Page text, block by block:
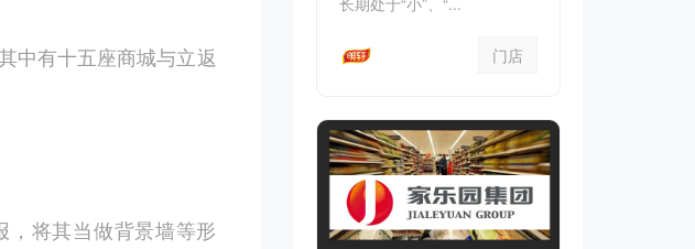
中有十五座商城与立返
将其当做背景墙等形
门店